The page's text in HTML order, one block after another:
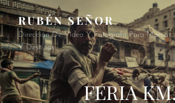
RUBÉN SEÑOR
Dirección De Vídeo Y Fotógrafo Para Marcas,
Y Destinos
FERIA